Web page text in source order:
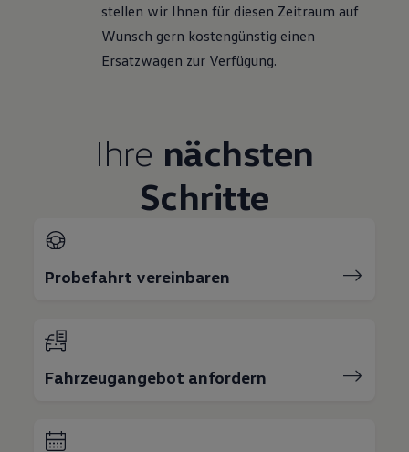
stellen wir Ihnen für diesen Zeitraum auf
Wunsch gern kostengünstig einen
Ersatzwagen zur Verfügung.
Ihre nächsten
Schritte
Probefahrt vereinbaren
Fahrzeugangebot anfordern